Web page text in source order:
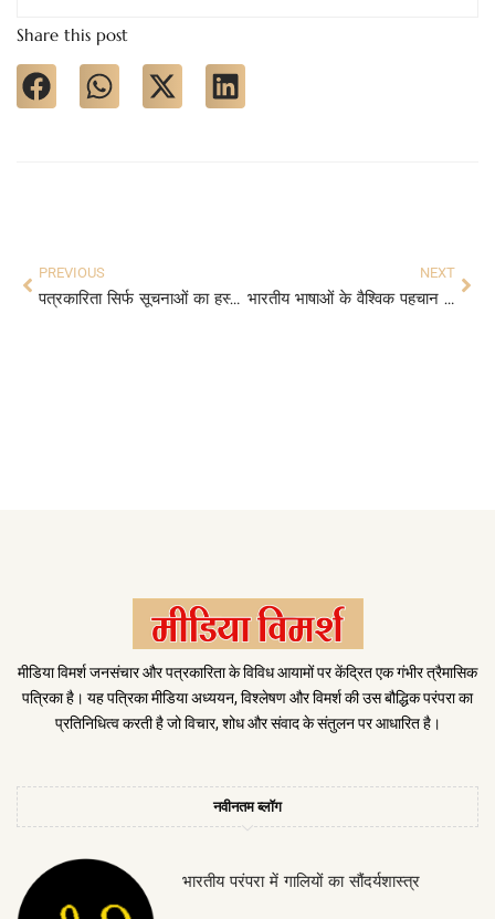
Share this post
PREVIOUS
पत्रकारिता सिर्फ सूचनाओं का हस्तांतरण नहीं न्याय की पक्षधरता है
NEXT
भारतीय भाषाओं के वैश्विक पहचान की पहल
मीडिया विमर्श जनसंचार और पत्रकारिता के विविध आयामों पर केंद्रित एक गंभीर त्रैमासिक
पत्रिका है। यह पत्रिका मीडिया अध्ययन, विश्लेषण और विमर्श की उस बौद्धिक परंपरा का
प्रतिनिधित्व करती है जो विचार, शोध और संवाद के संतुलन पर आधारित है।
नवीनतम ब्लॉग
भारतीय परंपरा में गालियों का सौंदर्यशास्त्र